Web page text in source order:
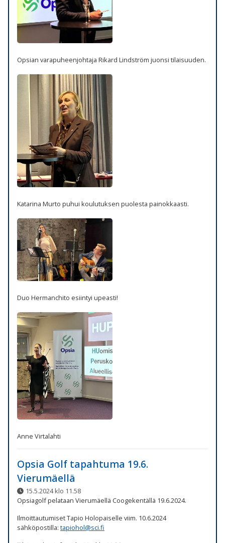
Opsian varapuheenjohtaja Rikard Lindström juonsi tilaisuuden.
Katarina Murto puhui koulutuksen puolesta painokkaasti.
Duo Hermanchito esiintyi upeasti!
Anne Virtalahti
Opsia Golf tapahtuma 19.6.
Vierumäellä
15.5.2024 klo 11.58
Opsiagolf pelataan Vierumäellä Coogekentällä 19.6.2024.
Ilmoittautumiset Tapio Holopaiselle viim. 10.6.2024
sähköpostilla: tapiohol@sci.fi